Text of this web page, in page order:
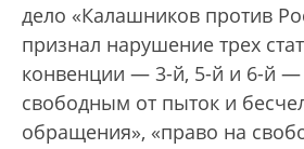
дело «Калашников против
признал нарушение трех
конвенции — 3-й, 5-й и 6-й —
свободным от пыток и
обращения», «право на